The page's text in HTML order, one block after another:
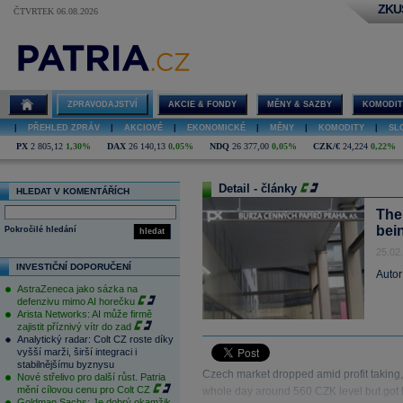
ČTVRTEK 06.08.2026
ZPRAVODAJSTVÍ AKCIE & FONDY MĚNY & SAZBY
PŘEHLED ZPRÁV AKCIOVÉ EKONOMICKÉ MĚNY KOMODITY
PX 2 805,12 1,30% DAX 26 140,13 0,05% NDQ 26 377,00 0,05% CZK/€ 24,224 0,22%
HLEDAT V KOMENTÁŘÍCH
hledat
Pokročilé hledání
INVESTIČNÍ DOPORUČENÍ
AstraZeneca jako sázka na
defenzivu mimo AI horečku
Arista Networks: AI může firmě
zajistit příznivý vítr do zad
Analytický radar: Colt CZ roste díky
vyšší marži, širší integraci i
stabilnějšímu byznysu
Nové střelivo pro další růst. Patria
mění cílovou cenu pro Colt CZ
Detail - články
Czech market dropped amid profit
whole day around 560 CZK level but